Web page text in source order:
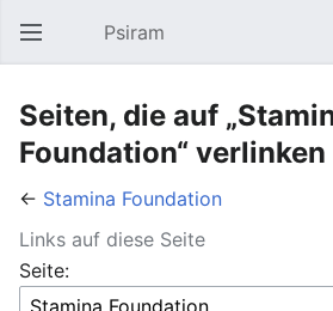
Hauptmenü öffnen Psiram
Seiten, die auf
Foundation“ verlinken
← Stamina Foundation
Links auf diese Seite
Seite: